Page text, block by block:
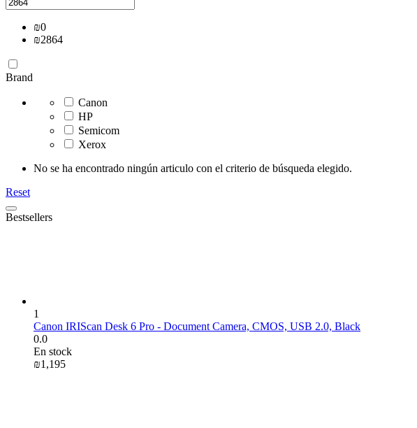
₪0
₪2864
Brand
Canon
HP
Semicom
Xerox
No se ha encontrado ningún articulo con el criterio de búsqueda elegido.
Reset
Bestsellers
1
Canon IRIScan Desk 6 Pro - Document Camera, CMOS, USB 2.0, Black
0.0
En stock
₪1,195